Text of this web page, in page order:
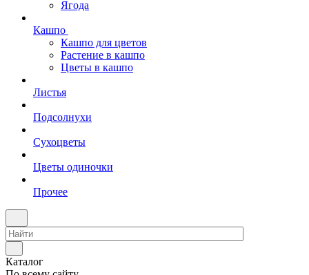
Ягода
Кашпо
Кашпо для цветов
Растение в кашпо
Цветы в кашпо
Листья
Подсолнухи
Сухоцветы
Цветы одиночки
Прочее
Каталог